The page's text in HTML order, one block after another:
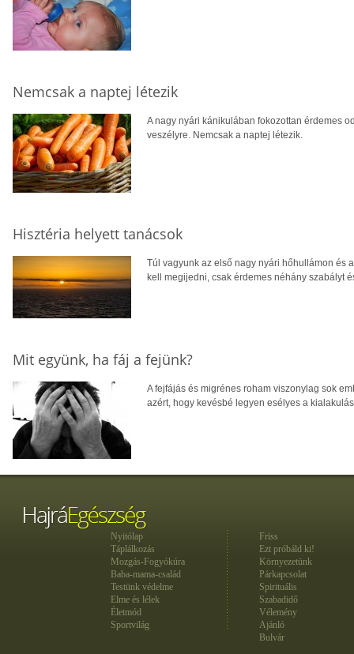
Nemcsak a naptej létezik
A nagy nyári kánikulában fokozottan érdemes
veszélyre. Nemcsak a naptej létezik.
Hisztéria helyett tanácsok
Túl vagyunk az első nagy nyári hőhullámon és
kell megijedni, csak érdemes néhány szabályt
Mit együnk, ha fáj a fejünk?
A fejfájás és migrénes roham viszonylag sok
azért, hogy kevésbé legyen esélyes a
Nyitólap
Táplálkozás
Mozgás-Fogyókúra
Baba-mama-család
Testünk védelme
Elme és lélek
Életmód
Sportvilág
Friss
Ezt próbáld ki!
Környezetünk
Párkapcsolat
Spirituális
Szabadidő
Vélemény
Ajánló
Bulvár